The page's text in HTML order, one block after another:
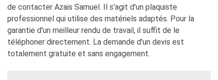
de contacter Azais Samuel. Il s'agit d'un plaquiste
professionnel qui utilise des matériels adaptés. Pour la
garantie d'un meilleur rendu de travail, il suffit de le
téléphoner directement. La demande d'un devis est
totalement gratuite et sans engagement.